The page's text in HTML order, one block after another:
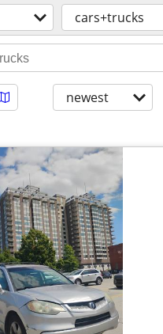
cars+trucks
newest